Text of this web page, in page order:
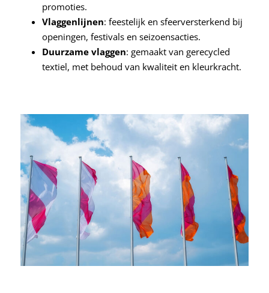
promoties.
Vlaggenlijnen: feestelijk en sfeerversterkend bij
openingen, festivals en seizoensacties.
Duurzame vlaggen: gemaakt van gerecycled
textiel, met behoud van kwaliteit en kleurkracht.